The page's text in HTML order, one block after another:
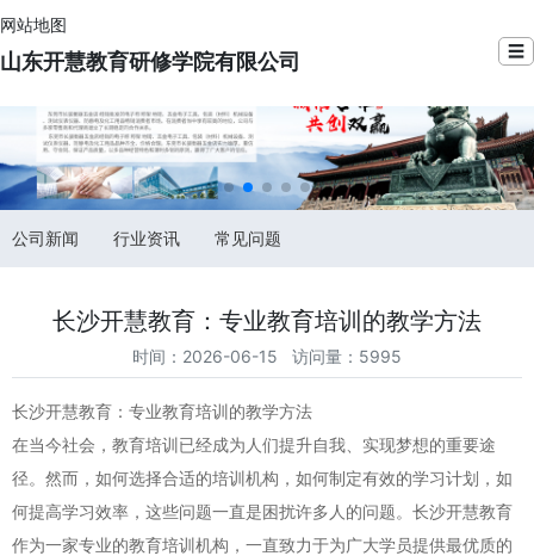
网站地图
山东开慧教育研修学院有限公司 ☰
公司新闻 行业资讯 常见问题
长沙开慧教育：专业教育培训的教学方法
时间：2026-06-15 访问量：5995
长沙开慧教育：专业教育培训的教学方法
在当今社会，教育培训已经成为人们提升自我、实现梦想的重要途
径。然而，如何选择合适的培训机构，如何制定有效的学习计划，如
何提高学习效率，这些问题一直是困扰许多人的问题。长沙开慧教育
作为一家专业的教育培训机构，一直致力于为广大学员提供最优质的